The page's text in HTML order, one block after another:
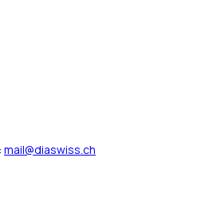
mail@diaswiss.ch